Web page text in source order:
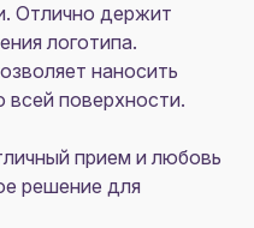
Отлично держит
логотипа.
наносить
всей поверхности.
прием и любовь
решение для